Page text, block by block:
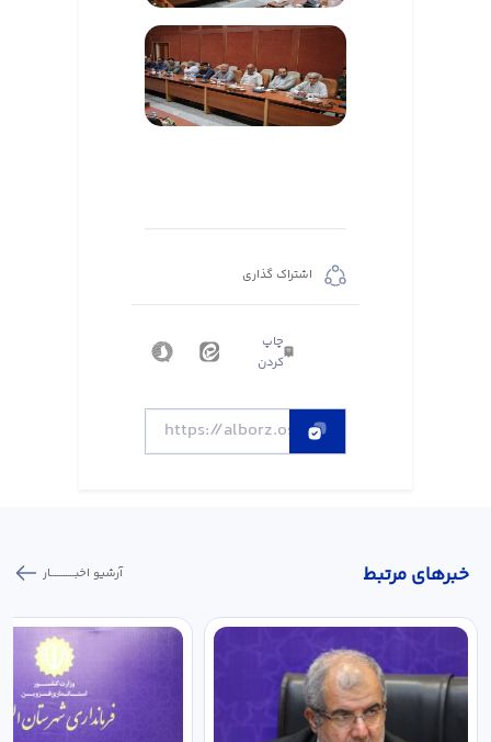
اشتراک گذاری
چاپ
کردن
خبر‌های مرتبط آرشیو اخبـــــــــــار